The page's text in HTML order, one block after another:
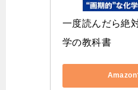
一度読んだら絶
学の教科書
Amazon